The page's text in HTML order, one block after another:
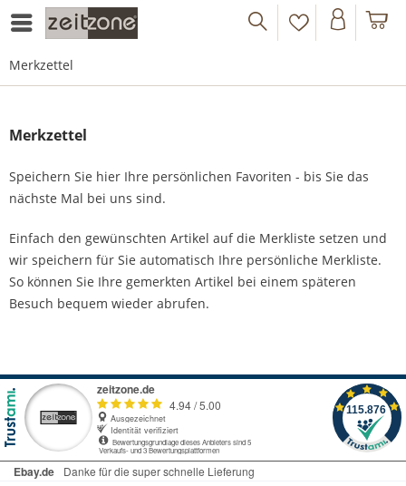
Merkzettel
Merkzettel
Speichern Sie hier Ihre persönlichen Favoriten - bis Sie das
nächste Mal bei uns sind.
Einfach den gewünschten Artikel auf die Merkliste setzen und
wir speichern für Sie automatisch Ihre persönliche Merkliste.
So können Sie Ihre gemerkten Artikel bei einem späteren
Besuch bequem wieder abrufen.